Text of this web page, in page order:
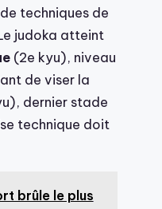
techniques de
judoka atteint
(2e kyu), niveau
de viser la
dernier stade
technique doit
brûle le plus